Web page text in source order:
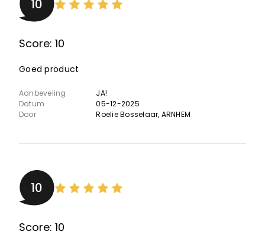
10
Score: 10
Goed product
Aanbeveling
JA!
Datum
05-12-2025
Door
Roelie Bosselaar, ARNHEM
10
Score: 10